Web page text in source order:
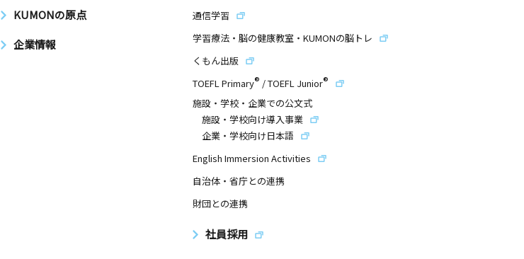
KUMONの原点
企業情報
通信学習
学習療法・脳の健康教室・KUMONの脳トレ
くもん出版
TOEFL Primary® /TOEFL Junior®
施設・学校・企業での公文式
施設・学校向け導入事業
企業・学校向け日本語
English Immersion Activities
自治体・省庁との連携
財団との連携
社員採用